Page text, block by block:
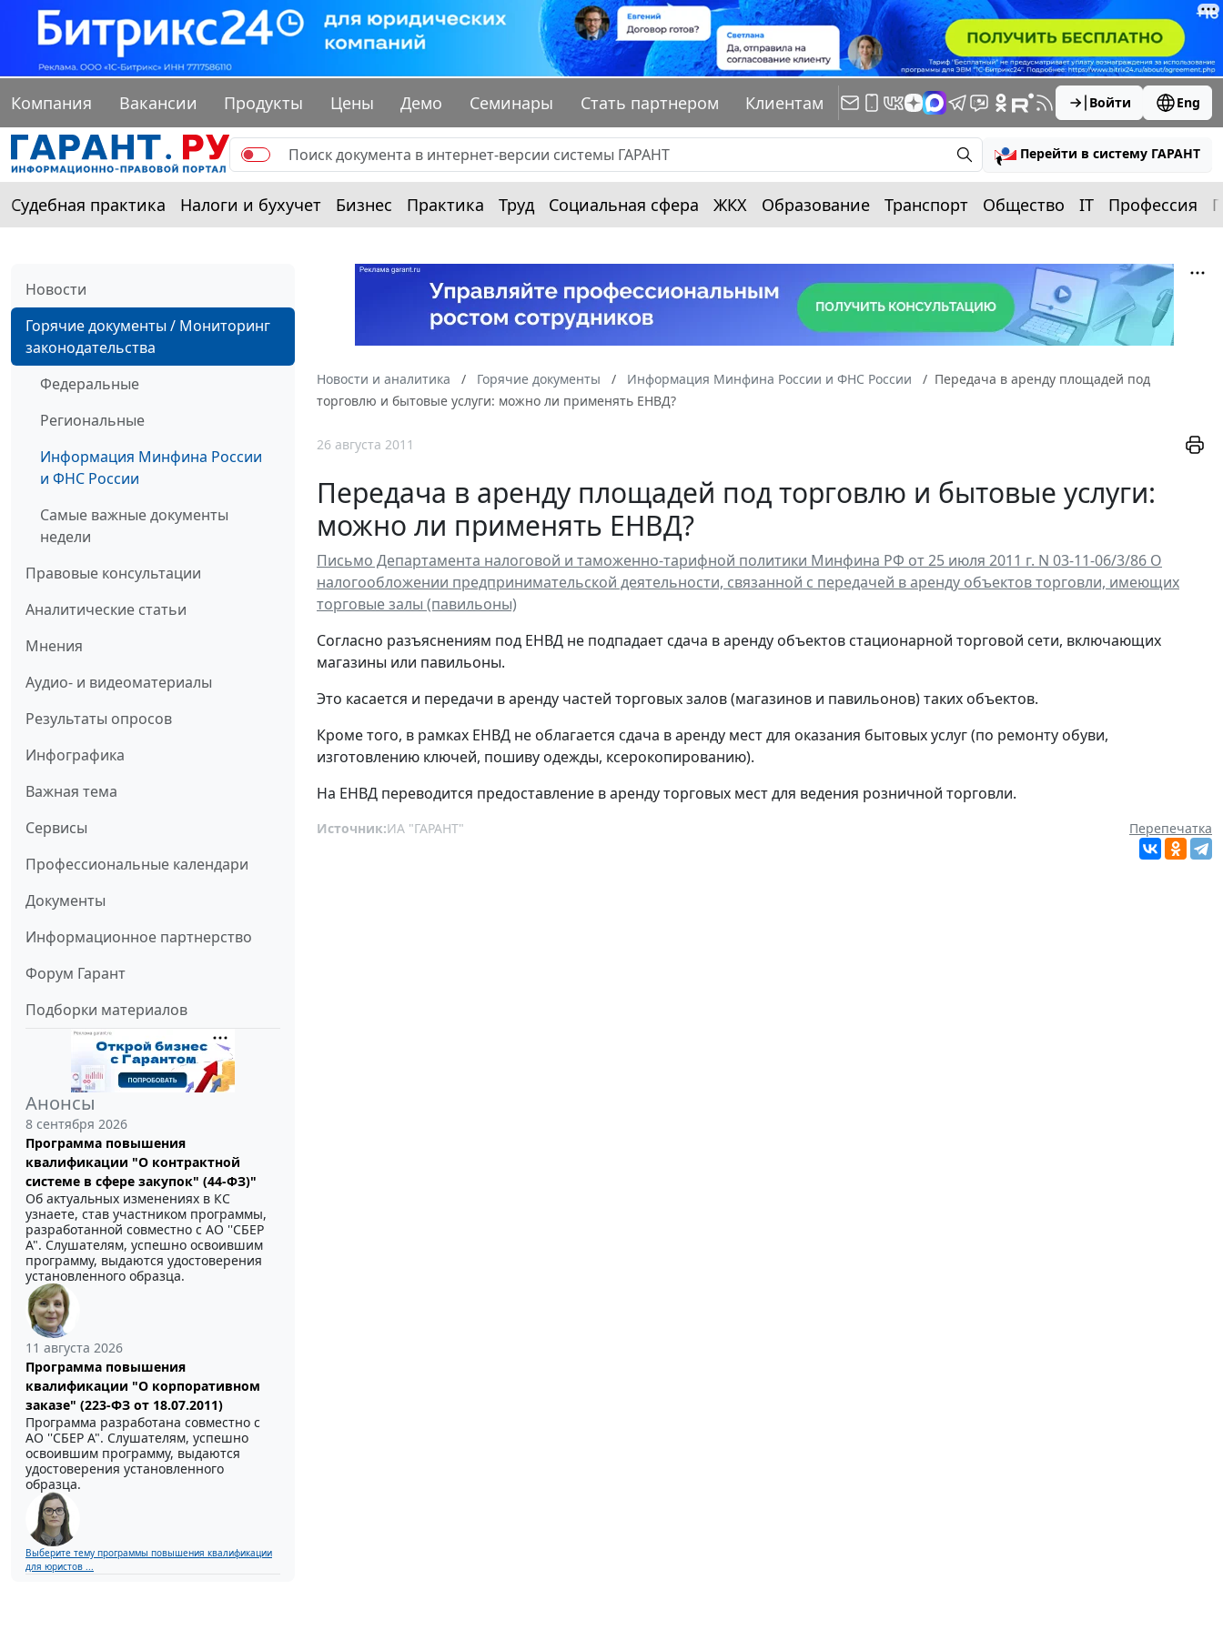
Компания Вакансии Продукты Цены Демо Семинары Стать партнером Клиентам Войти Eng
Перейти в систему ГАРАНТ
Судебная практика Налоги и бухучет Бизнес Практика Труд Социальная сфера ЖКХ Образование Транспорт Общество IT Профессия
Новости
Горячие документы / Мониторинг
законодательства
Федеральные
Региональные
Информация Минфина России
и ФНС России
Самые важные документы
недели
Правовые консультации
Аналитические статьи
Мнения
Аудио- и видеоматериалы
Результаты опросов
Инфографика
Важная тема
Сервисы
Профессиональные календари
Документы
Информационное партнерство
Форум Гарант
Подборки материалов
Анонсы
8 сентября 2026
Программа повышения
квалификации "О контрактной
системе в сфере закупок" (44-ФЗ)"
Об актуальных изменениях в КС
узнаете, став участником программы,
разработанной совместно с АО ''СБЕР
А". Слушателям, успешно освоившим
программу, выдаются удостоверения
установленного образца.
11 августа 2026
Программа повышения
квалификации "О корпоративном
заказе" (223-ФЗ от 18.07.2011)
Программа разработана совместно с
АО ''СБЕР А". Слушателям, успешно
освоившим программу, выдаются
удостоверения установленного
образца.
Выберите тему программы повышения квалификации
для юристов ...
Новости и аналитика Горячие документы Информация Минфина России и ФНС России
Передача в аренду площадей под
торговлю и бытовые услуги: можно ли применять ЕНВД?
26 августа 2011
Передача в аренду площадей под торговлю и бытовые услуги:
можно ли применять ЕНВД?
Письмо Департамента налоговой и таможенно-тарифной политики Минфина РФ от 25 июля 2011 г. N 03-11-06/3/86 О
налогообложении предпринимательской деятельности, связанной с передачей в аренду объектов торговли, имеющих
торговые залы (павильоны)
Согласно разъяснениям под ЕНВД не подпадает сдача в аренду объектов стационарной торговой сети, включающих
магазины или павильоны.
Это касается и передачи в аренду частей торговых залов (магазинов и павильонов) таких объектов.
Кроме того, в рамках ЕНВД не облагается сдача в аренду мест для оказания бытовых услуг (по ремонту обуви,
изготовлению ключей, пошиву одежды, ксерокопированию).
На ЕНВД переводится предоставление в аренду торговых мест для ведения розничной торговли.
Источник:ИА "ГАРАНТ" Перепечатка